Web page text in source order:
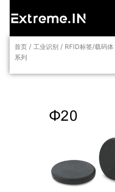
首页 / 工业识别 / RFID标签/载码体
系列